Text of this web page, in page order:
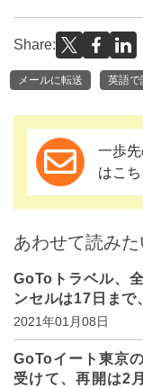
Share:
メールに転送 英語で
一歩
はこち
あわせて読みた
GoToトラベル、
ンセルは17日まで
2021年01月08日
GoToイート東京
受けて、再開は2